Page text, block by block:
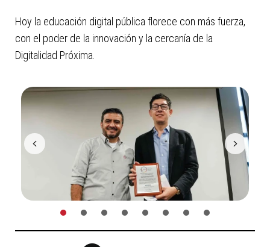
Hoy la educación digital pública florece con más fuerza,
con el poder de la innovación y la cercanía de la
Digitalidad Próxima.